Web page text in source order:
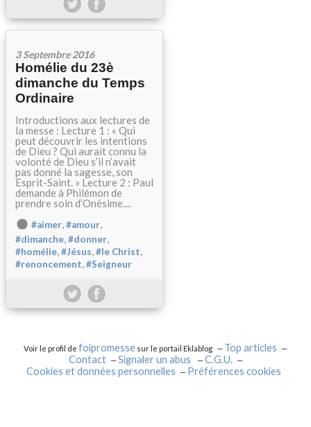
3 Septembre 2016
Homélie du 23è
dimanche du Temps
Ordinaire
Introductions aux lectures de
la messe : Lecture 1 : « Qui
peut découvrir les intentions
de Dieu ? Qui aurait connu la
volonté de Dieu s’il n’avait
pas donné la sagesse, son
Esprit-Saint. » Lecture 2 : Paul
demande à Philémon de
prendre soin d’Onésime....
#aimer,#amour,
#dimanche,#donner,
#homélie,#Jésus,#le Christ,
#renoncement,#Seigneur
Voir le profil de foipromesse sur le portail Eklablog
Top articles
Contact
Signaler un abus
C.G.U.
Cookies et données personnelles
Préférences cookies